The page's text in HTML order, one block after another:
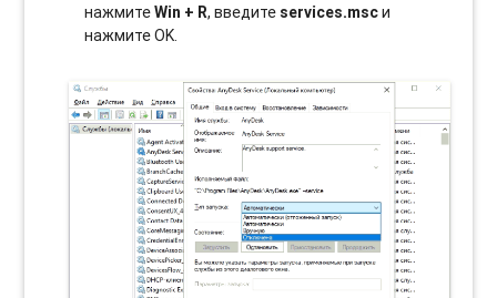
нажмитеWin + R, введите services.mscи
нажмите OK.